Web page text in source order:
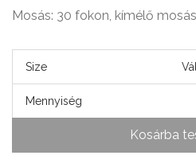
Mosás: 30 fokon, kímélő
Size
Mennyiség
Kosárba